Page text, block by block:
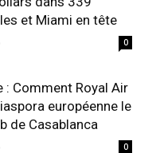
et Miami en tête
0
: Comment Royal Air
européenne le
de Casablanca
0